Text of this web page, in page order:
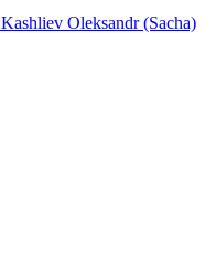
Oleksandr (Sacha)